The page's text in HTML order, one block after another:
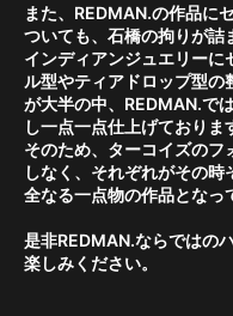
また、REDMAN.の作品に
ついても、石橋の拘りが詰
インディアンジュエリー
ル型やティアドロップ型の
が大半の中、REDMAN.で
し一点一点仕上げておりま
そのため、ターコイズの
しなく、それぞれがその
全なる一点物の作品となっ
是非REDMAN.ならではの
楽しみください。